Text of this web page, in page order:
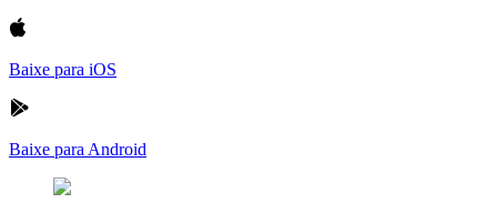
Baixe para iOS
Baixe para Android